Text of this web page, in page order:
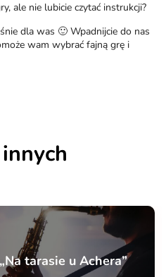
ale nie lubicie czytać instrukcji?
dla was 🙂 Wpadnijcie do nas
wam wybrać fajną grę i
tarasie u Achera”